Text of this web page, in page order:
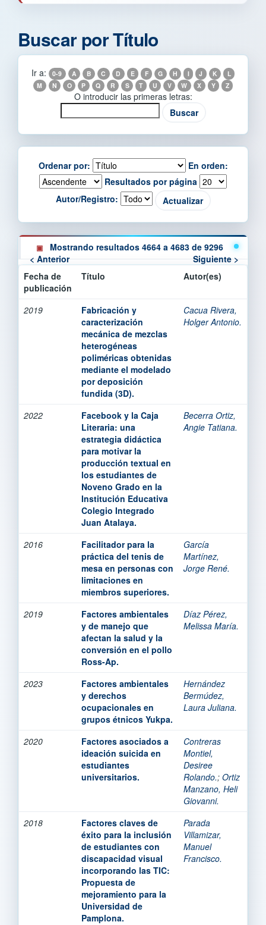
Buscar por Título
Ir a: 0-9 A B C D E F G H I J K
L
M
N O P Q R S T U V W X Y Z
O introducir las primeras letras:
Ordenar por:
En orden:
Resultados por página
Autor/Registro:
Mostrando resultados 4664 a 4683 de 9296
< Anterior
Siguiente >
Fecha de
publicación
Título Autor(es)
2019
Fabricación y
caracterización
mecánica de mezclas
heterogéneas
poliméricas obtenidas
mediante el modelado
por deposición
fundida (3D).
Cacua Rivera,
Holger Antonio.
2022
Facebook y la Caja
Literaria: una
estrategia didáctica
para motivar la
producción textual en
los estudiantes de
Noveno Grado en la
Institución Educativa
Colegio Integrado
Juan Atalaya.
Becerra Ortiz,
Angie Tatiana.
2016
Facilitador para la
práctica del tenis de
mesa en personas con
limitaciones en
miembros superiores.
García
Martínez,
Jorge René.
2019
Factores ambientales
y de manejo que
afectan la salud y la
conversión en el pollo
Ross-Ap.
Díaz Pérez,
Melissa María.
2023
Factores ambientales
y derechos
ocupacionales en
grupos étnicos Yukpa.
Hernández
Bermúdez,
Laura Juliana.
2020
Factores asociados a
ideación suicida en
estudiantes
universitarios.
Contreras
Montiel,
Desiree
Rolando.; Ortiz
Manzano, Heli
Giovanni.
2018
Factores claves de
éxito para la inclusión
de estudiantes con
discapacidad visual
incorporando las TIC:
Propuesta de
mejoramiento para la
Universidad de
Pamplona.
Parada
Villamizar,
Manuel
Francisco.